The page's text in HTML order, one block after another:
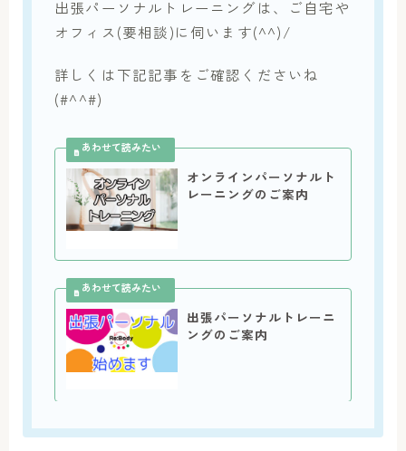
出張パーソナルトレーニングは、ご自宅や
オフィス(要相談)に伺います(^^)/
詳しくは下記記事をご確認くださいね
(#^^#)
オンラインパーソナルト
レーニングのご案内
出張パーソナルトレーニ
ングのご案内